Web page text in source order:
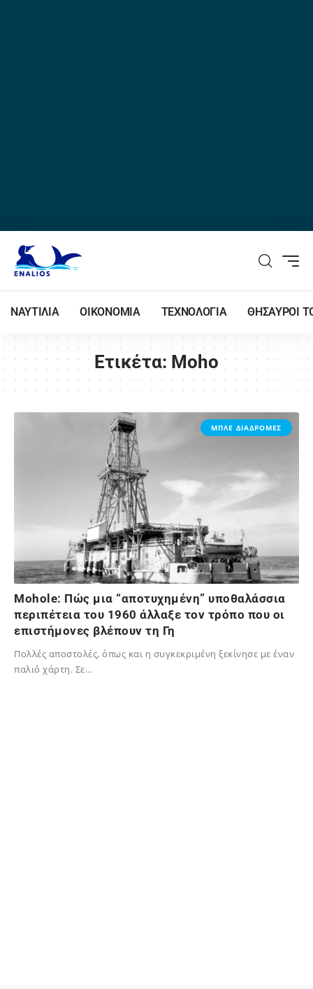
ΝΑΥΤΙΛΙΑ ΟΙΚΟΝΟΜΙΑ ΤΕΧΝΟΛΟΓΙΑ ΘΗΣΑΥΡΟΙ
Ετικέτα: Moho
ΜΠΛΕ ΔΙΑΔΡΟΜΕΣ
Μohole: Πώς μια “αποτυχημένη” υποθαλάσσια
περιπέτεια του 1960 άλλαξε τον τρόπο που οι
επιστήμονες βλέπουν τη Γη
Πολλές αποστολές, όπως και η συγκεκριμένη ξεκίνησε με έναν
παλιό χάρτη. Σε…